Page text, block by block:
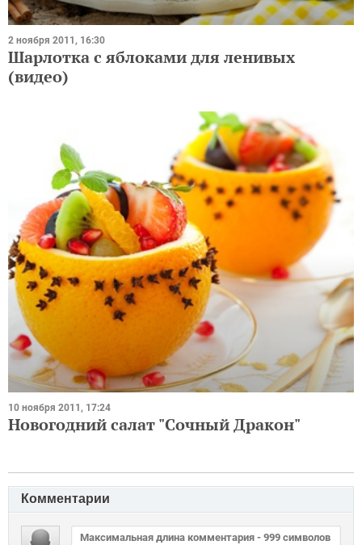
2 ноября 2011, 16:30
Шарлотка с яблоками для ленивых
(видео)
10 ноября 2011, 17:24
Новогодний салат "Сочный Дракон"
Комментарии